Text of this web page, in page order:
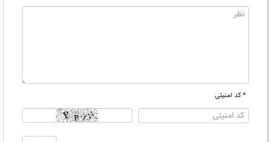
* کد امنیتی